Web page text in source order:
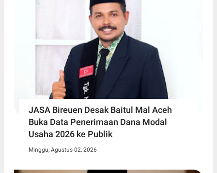
JASA Bireuen Desak Baitul Mal Aceh
Buka Data Penerimaan Dana Modal
Usaha 2026 ke Publik
Minggu, Agustus 02, 2026